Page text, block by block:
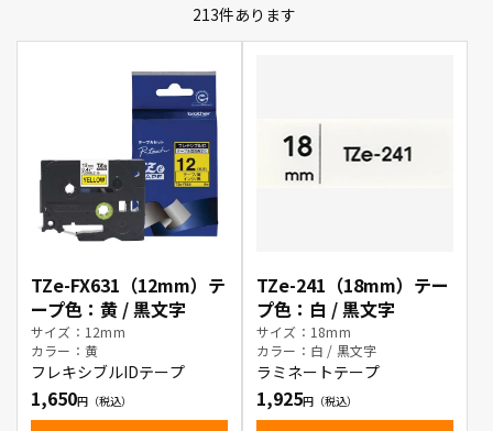
213件あります
TZe-FX631（12mm）テ
ープ色：黄 / 黒文字
サイズ：12mm
カラー：黄
フレキシブルIDテープ
1,650
TZe-241（18mm）テー
プ色：白 / 黒文字
サイズ：18mm
カラー：白 / 黒文字
ラミネートテープ
1,925